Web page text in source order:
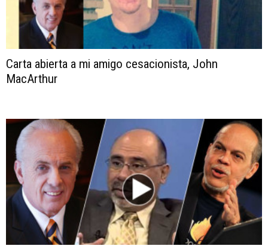
Carta abierta a mi amigo cesacionista, John
MacArthur